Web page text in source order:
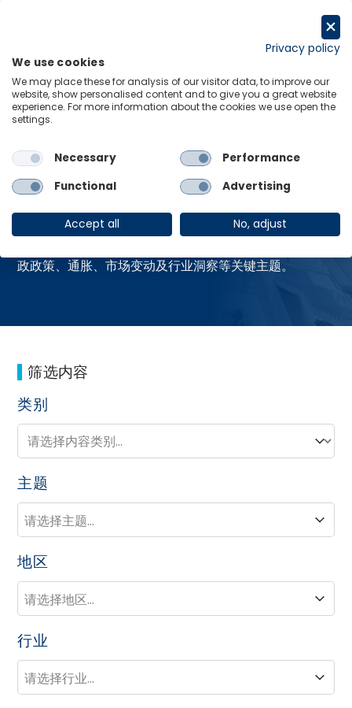
Menu Links
Home 资源中心
资源中心
政政策、通胀、市场变动及行业洞察等关键主题。
筛选内容
类别
类别
类别
主题
主题
主题
地区
地区
地区
行业
行业
行业
Privacy policy
We use cookies
We may place these for analysis of our visitor data, to improve our
website, show personalised content and to give you a great website
experience. For more information about the cookies we use open the
settings.
Necessary
Performance
Functional
Advertising
Accept all No, adjust